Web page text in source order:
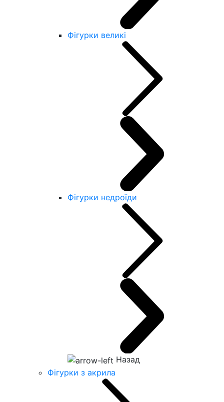
Фігурки великі
Фігурки недроїди
Назад
Фігурки з акрила